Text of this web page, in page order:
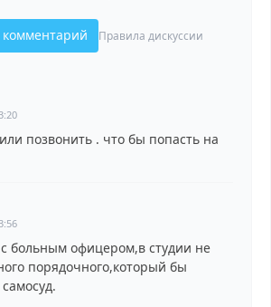
Правила дискуссии
позвонить . что бы попасть на
больным офицером,в студии не
порядочного,который бы